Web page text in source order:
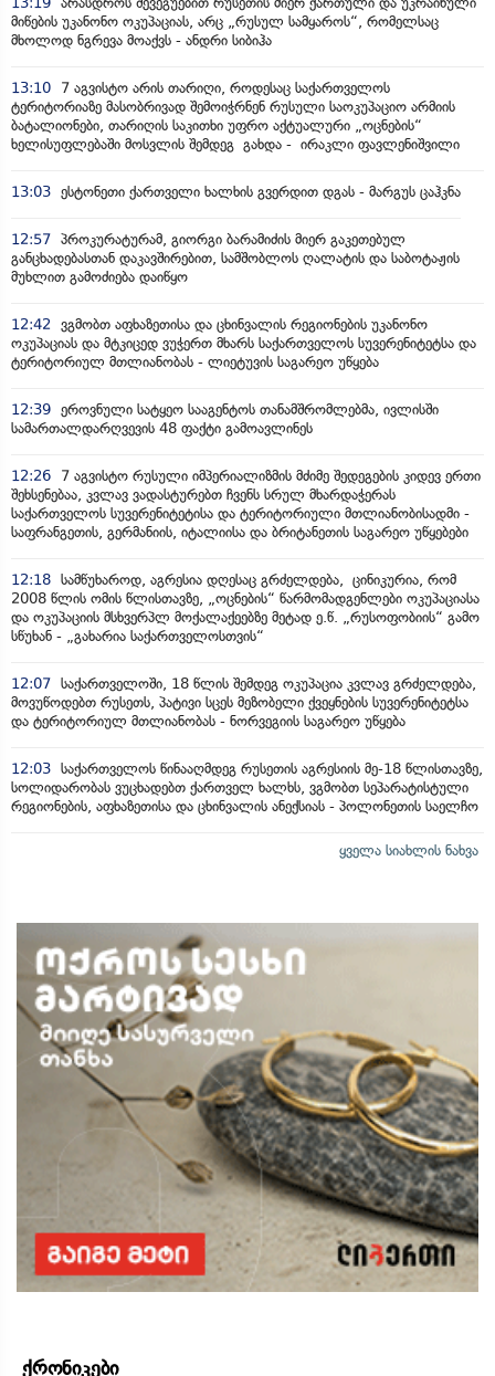
მიწების უკანონო ოკუპაციას, არც „რუსულ სამყაროს“, რომელსაც
მხოლოდ ნგრევა მოაქვს - ანდრი სიბიჰა
13:10
7 აგვისტო არის თარიღი, როდესაც საქართველოს
ტერიტორიაზე მასობრივად შემოიჭრნენ რუსული საოკუპაციო არმიის
ბატალიონები, თარიღის საკითხი უფრო აქტუალური „ოცნების“
ხელისუფლებაში მოსვლის შემდეგ გახდა - ირაკლი ფავლენიშვილი
13:03 ესტონეთი ქართველი ხალხის გვერდით დგას - მარგუს ცაჰკნა
12:57 პროკურატურამ, გიორგი ბარამიძის მიერ გაკეთებულ
განცხადებასთან დაკავშირებით, სამშობლოს ღალატის და საბოტაჟის
მუხლით გამოძიება დაიწყო
12:42
ვგმობთ აფხაზეთისა და ცხინვალის რეგიონების უკანონო
ოკუპაციას და მტკიცედ ვუჭერთ მხარს საქართველოს სუვერენიტეტსა და
ტერიტორიულ მთლიანობას - ლიეტუვის საგარეო უწყება
12:39 ეროვნული სატყეო სააგენტოს თანამშრომლებმა, ივლისში
სამართალდარღვევის 48 ფაქტი გამოავლინეს
12:26
7 აგვისტო რუსული იმპერიალიზმის მძიმე შედეგების კიდევ ერთი
შეხსენებაა, კვლავ ვადასტურებთ ჩვენს სრულ მხარდაჭერას
საქართველოს სუვერენიტეტისა და ტერიტორიული მთლიანობისადმი -
საფრანგეთის, გერმანიის, იტალიისა და ბრიტანეთის საგარეო უწყებები
12:18 სამწუხაროდ, აგრესია დღესაც გრძელდება, ცინიკურია, რომ
2008 წლის ომის წლისთავზე, „ოცნების“ წარმომადგენლები ოკუპაციასა
და ოკუპაციის მსხვერპლ მოქალაქეებზე მეტად ე.წ. „რუსოფობიის“ გამო
სწუხან - „გახარია საქართველოსთვის“
12:07 საქართველოში, 18 წლის შემდეგ ოკუპაცია კვლავ გრძელდება,
მოვუწოდებთ რუსეთს, პატივი სცეს მეზობელი ქვეყნების სუვერენიტეტსა
და ტერიტორიულ მთლიანობას - ნორვეგიის საგარეო უწყება
12:03 საქართველოს წინააღმდეგ რუსეთის აგრესიის მე-18 წლისთავზე,
სოლიდარობას ვუცხადებთ ქართველ ხალხს, ვგმობთ სეპარატისტული
რეგიონების, აფხაზეთისა და ცხინვალის ანექსიას - პოლონეთის საელჩო
ყველა სიახლის ნახვა
ქრონიკები